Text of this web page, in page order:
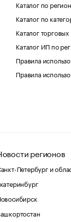
Каталог по
Каталог по
Каталог
Каталог ИП по
Правила
Правила
регионов
Петербург и